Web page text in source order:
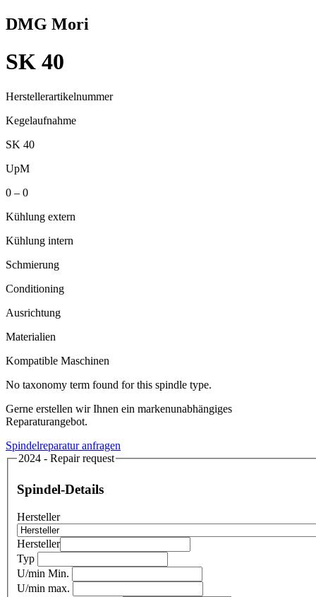
DMG Mori
SK 40
Herstellerartikelnummer
Kegelaufnahme
SK 40
UpM
0 – 0
Kühlung extern
Kühlung intern
Schmierung
Conditioning
Ausrichtung
Materialien
Kompatible Maschinen
No taxonomy term found for this spindle type.
Gerne erstellen wir Ihnen ein markenunabhängiges
Reparaturangebot.
Spindelreparatur anfragen
2024 - Repair request
Spindel-Details
Hersteller
Hersteller
Typ
U/min Min.
U/min max.